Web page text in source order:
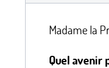
Madame la
Quel avenir